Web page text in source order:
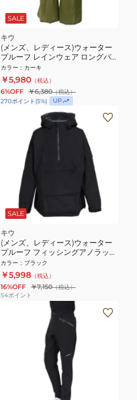
SALE
キウ
(メンズ、レディース)ウォーター
プルーフ レインウェア ロングパ
ンツ K323-906
カラー ： カーキ
￥5,980 （税込）
6%OFF ￥6,380（税込）
270ポイント (5%) UP
SALE
キウ
(メンズ、レディース)ウォーター
プルーフ フィッシングアノラック
K299-900 BK
カラー ： ブラック
￥5,998 （税込）
16%OFF ￥7,150（税込）
54ポイント